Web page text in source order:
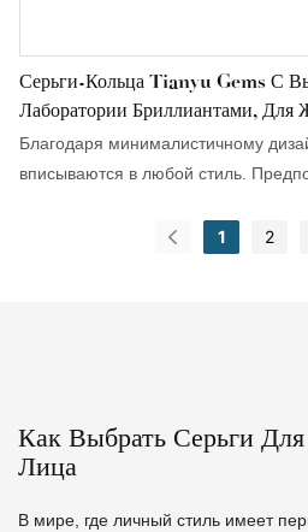
Серьги-Кольца Tianyu Gems С
Лаборатории Бриллиантами,
Золото.
Благодаря минималистичному
вписываются в любой стиль.
утонченный стиль, серьги-кольца
1 2
Как Выбрать Серьги
Лица
В мире, где личный стиль имеет